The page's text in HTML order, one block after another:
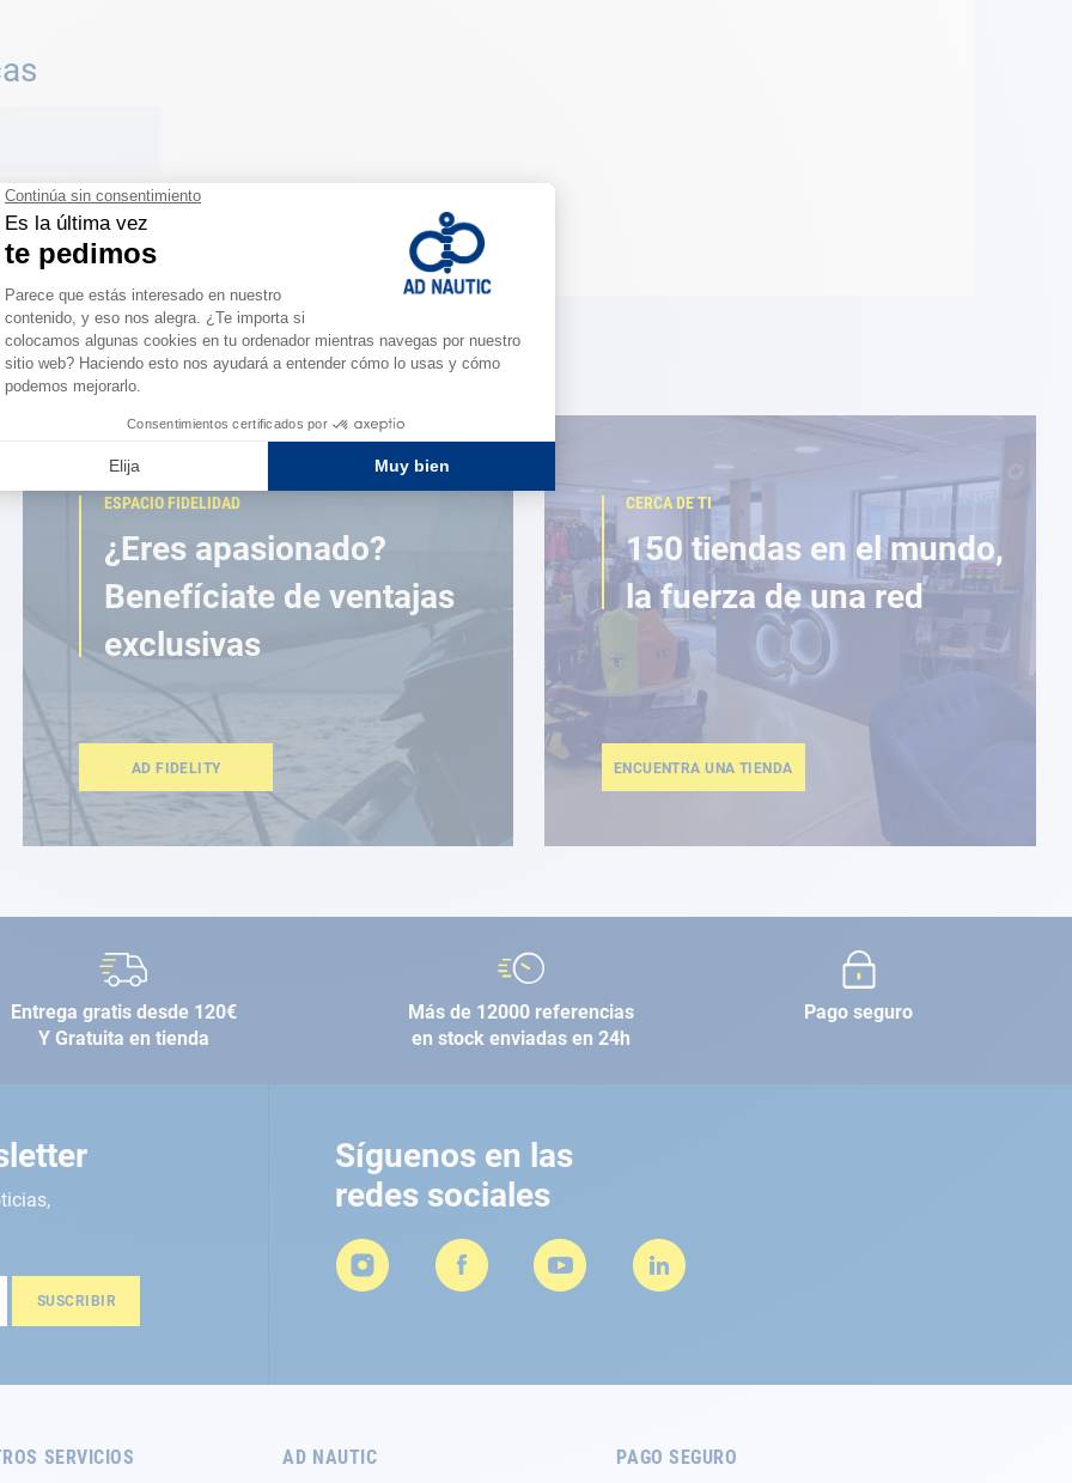
ESPACIO FIDELIDAD
¿Eres apasionado?
Benefíciate de ventajas
exclusivas
AD FIDELITY
CERCA DE TI
150 tiendas en el mundo,
la fuerza de una red
ENCUENTRA UNA TIENDA
Entrega gratis desde 120€
Y Gratuita en tienda
Más de 12000 referencias
en stock enviadas en 24h
Pago seguro
SUSCRIBIR
Síguenos en las
redes sociales
SERVICIOS AD NAUTIC PAGO SEGURO